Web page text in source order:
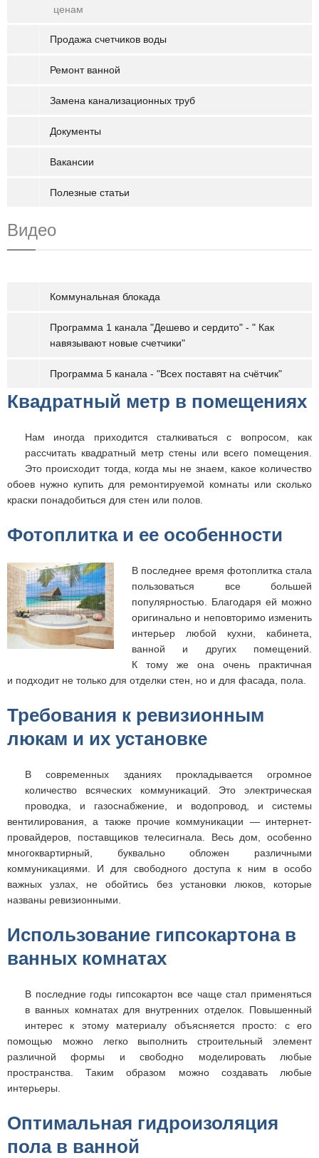
ценам
Продажа счетчиков воды
Ремонт ванной
Замена канализационных труб
Документы
Вакансии
Полезные статьи
Видео
Коммунальная блокада
Программа 1 канала "Дешево и сердито" - " Как
навязывают новые счетчики"
Программа 5 канала - "Всех поставят на счётчик"
Квадратный метр в помещениях
Нам иногда приходится сталкиваться с вопросом, как
рассчитать квадратный метр стены или всего помещения.
Это происходит тогда, когда мы не знаем, какое количество
обоев нужно купить для ремонтируемой комнаты или сколько
краски понадобиться для стен или полов.
Фотоплитка и ее особенности
В последнее время фотоплитка стала
пользоваться все большей
популярностью. Благодаря ей можно
оригинально и неповторимо изменить
интерьер любой кухни, кабинета,
ванной и других помещений.
К тому же она очень практичная
и подходит не только для отделки стен, но и для фасада, пола.
Требования к ревизионным
люкам и их установке
В современных зданиях прокладывается огромное
количество всяческих коммуникаций. Это электрическая
проводка, и газоснабжение, и водопровод, и системы
вентилирования, а также прочие коммуникации — интернет-
провайдеров, поставщиков телесигнала. Весь дом, особенно
многоквартирный, буквально обложен различными
коммуникациями. И для свободного доступа к ним в особо
важных узлах, не обойтись без установки люков, которые
названы ревизионными.
Использование гипсокартона в
ванных комнатах
В последние годы гипсокартон все чаще стал применяться
в ванных комнатах для внутренних отделок. Повышенный
интерес к этому материалу объясняется просто: с его
помощью можно легко выполнить строительный элемент
различной формы и свободно моделировать любые
пространства. Таким образом можно создавать любые
интерьеры.
Оптимальная гидроизоляция
пола в ванной